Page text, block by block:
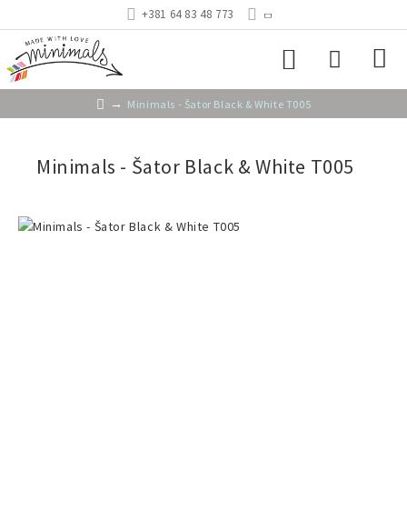
+381 64 83 48 773
Minimals - Šator Black & White T005
Minimals - Šator Black & White T005